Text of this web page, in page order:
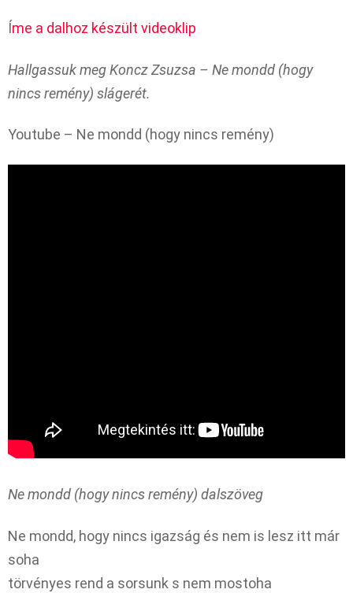
Íme a dalhoz készült videoklip
Hallgassuk meg Koncz Zsuzsa – Ne mondd (hogy
nincs remény) slágerét.
Youtube – Ne mondd (hogy nincs remény)
Ne mondd (hogy nincs remény) dalszöveg
Ne mondd, hogy nincs igazság és nem is lesz itt már
soha
törvényes rend a sorsunk s nem mostoha